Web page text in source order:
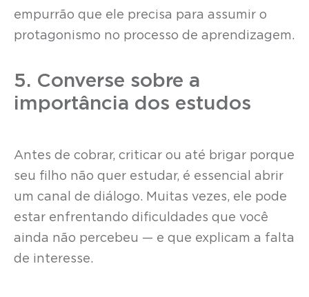
empurrão que ele precisa para assumir o
protagonismo no processo de aprendizagem.
5. Converse sobre a
importância dos estudos
Antes de cobrar, criticar ou até brigar porque
seu filho não quer estudar, é essencial abrir
um canal de diálogo. Muitas vezes, ele pode
estar enfrentando dificuldades que você
ainda não percebeu — e que explicam a falta
de interesse.